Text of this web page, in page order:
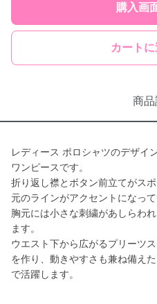
購入画
カート
商品
レディース ポロシャツのデザイ
ワンピースです。
折り返し襟とボタン前立てがス
元のラインがアクセントになって
胸元には小さな刺繍があしらわ
ます。
ウエスト下から広がるプリーツ
を作り、動きやすさも兼ね備え
で活躍します。